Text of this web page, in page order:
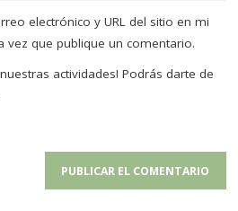
electrónico y URL del sitio en mi
vez que publique un comentario.
actividades! Podrás darte de